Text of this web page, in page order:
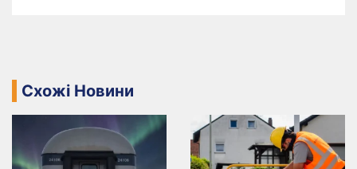
Схожі Новини